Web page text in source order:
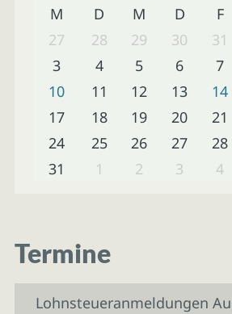
M D M D F
27
28 29 30 31
3
4 5 6 7
10
11 12 13 14
17
18 19 20 21
24
25 26 27 28
31
1 2 3 4
Termine
Lohnsteueranmeldungen